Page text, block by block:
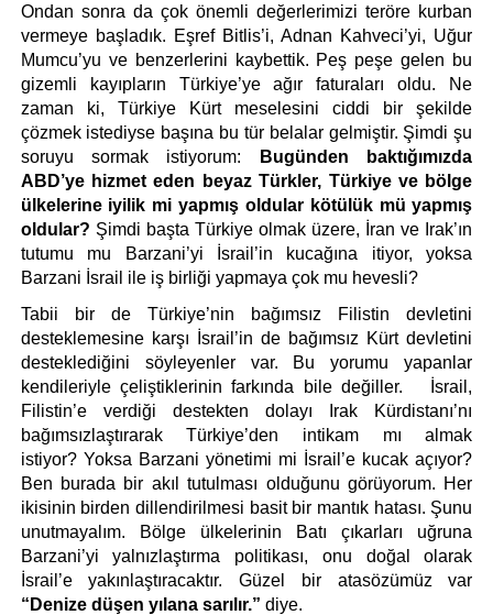
Ondan sonra da çok önemli değerlerimizi teröre kurban
vermeye başladık. Eşref Bitlis’i, Adnan Kahveci’yi, Uğur
Mumcu’yu ve benzerlerini kaybettik. Peş peşe gelen bu
gizemli kayıpların Türkiye’ye ağır faturaları oldu. Ne
zaman ki, Türkiye Kürt meselesini ciddi bir şekilde
çözmek istediyse başına bu tür belalar gelmiştir. Şimdi şu
soruyu sormak istiyorum:
Bugünden baktığımızda
ABD’ye hizmet eden beyaz Türkler, Türkiye ve bölge
ülkelerine iyilik mi yapmış oldular kötülük mü yapmış
oldular? Şimdi başta Türkiye olmak üzere, İran ve Irak’ın
tutumu mu Barzani’yi İsrail’in kucağına itiyor, yoksa
Barzani İsrail ile iş birliği yapmaya çok mu hevesli?
Tabii bir de Türkiye’nin bağımsız Filistin devletini
desteklemesine karşı İsrail’in de bağımsız Kürt devletini
desteklediğini söyleyenler var. Bu yorumu yapanlar
kendileriyle çeliştiklerinin farkında bile değiller.   İsrail,
Filistin’e verdiği destekten dolayı Irak Kürdistanı’nı
bağımsızlaştırarak Türkiye’den intikam mı almak
istiyor? Yoksa Barzani yönetimi mi İsrail’e kucak açıyor?
Ben burada bir akıl tutulması olduğunu görüyorum. Her
ikisinin birden dillendirilmesi basit bir mantık hatası. Şunu
unutmayalım. Bölge ülkelerinin Batı çıkarları uğruna
Barzani’yi yalnızlaştırma politikası, onu doğal olarak
“Denize düşen yılana sarılır.” diye.